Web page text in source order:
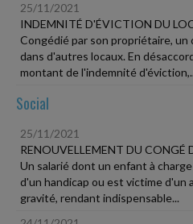
25/11/2021
INDEMNITÉ D'ÉVICTION DU
Congédié par son propriétaire,
dans d'autres locaux. En
montant de l'indemnité
Social
25/11/2021
RENOUVELLEMENT DU CONGÉ
Un salarié dont un enfant à
d'un handicap ou est victime d'un
gravité, rendant indispensable...